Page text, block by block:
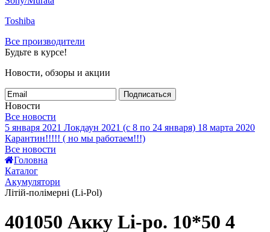
Toshiba
Все производители
Будьте в курсе!
Новости, обзоры и акции
Подписаться
Новости
Все новости
5 января 2021 Локдаун 2021 (с 8 по 24 января) 18 марта 2020
Карантин!!!!! ( но мы работаем!!!)
Все новости
Головна
Каталог
Акумулятори
Літій-полімерні (Li-Pol)
401050 Акку Li-po. 10*50 4